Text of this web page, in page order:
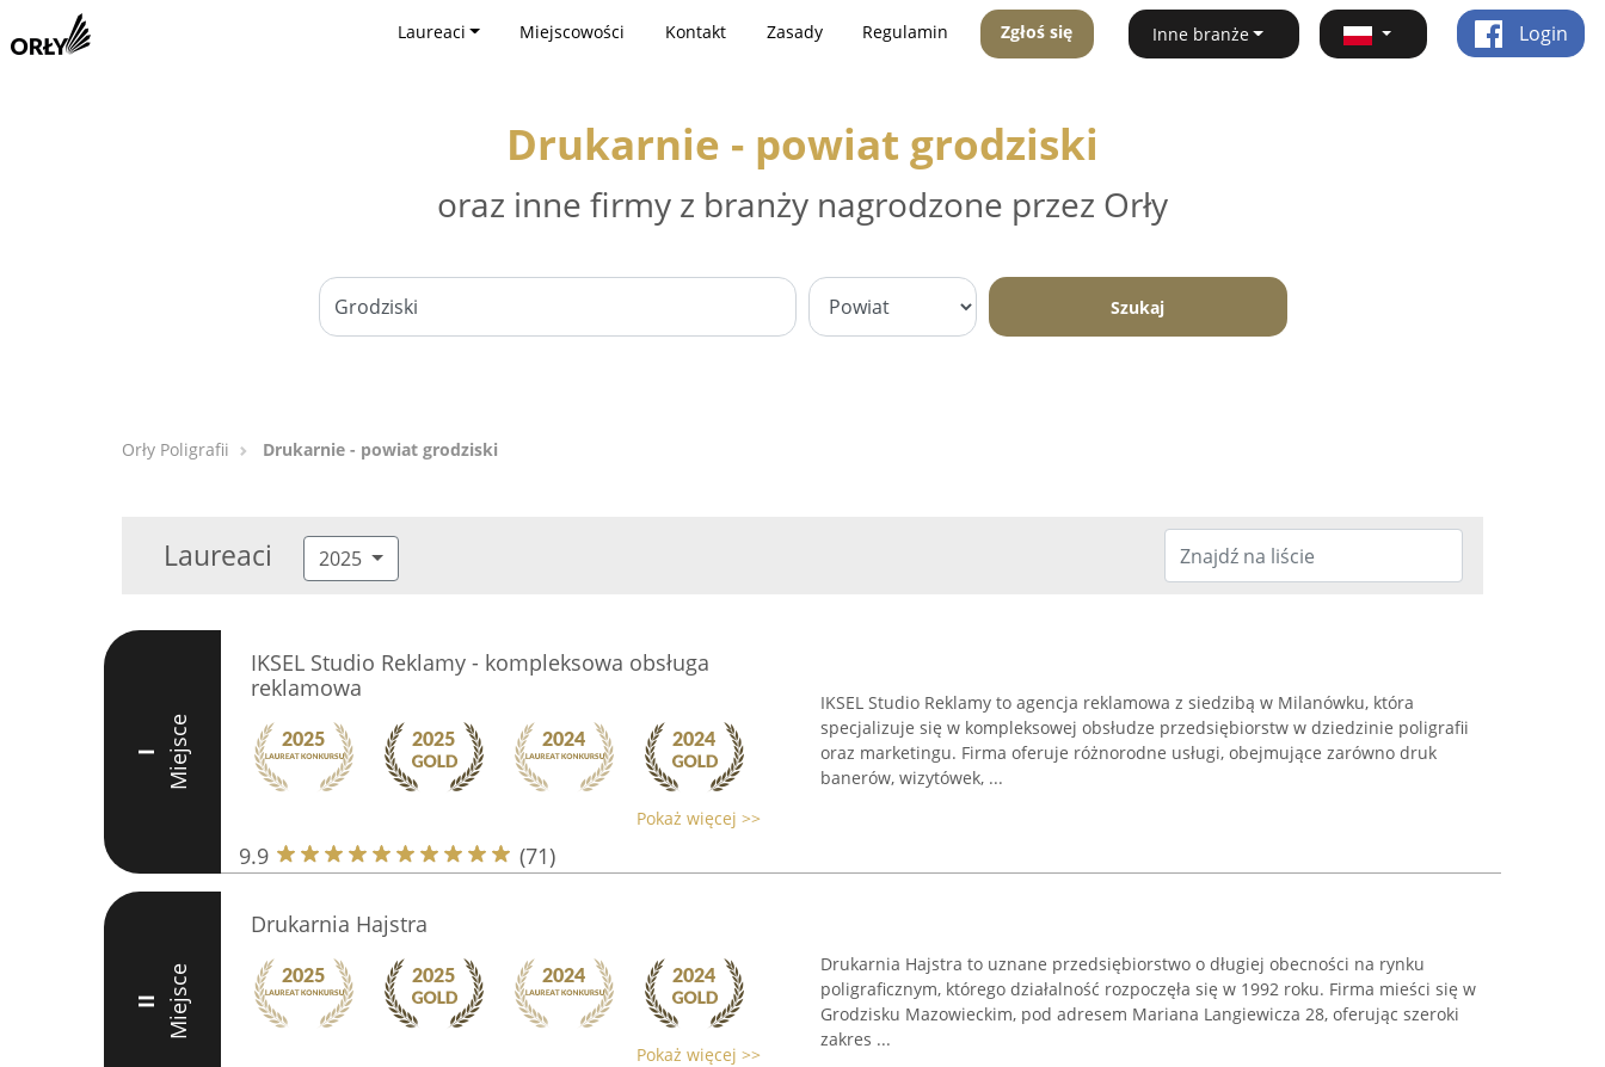
Laureaci Miejscowości Kontakt Zasady Regulamin Zgłoś się Inne branże Login
Drukarnie - powiat grodziski
oraz inne firmy z branży nagrodzone przez Orły
Szukaj
Orły Poligrafii Drukarnie - powiat grodziski
Laureaci 2025
I Miejsce
IKSEL Studio Reklamy - kompleksowa obsługa
reklamowa
Pokaż więcej >>
9.9 (71)
IKSEL Studio Reklamy to agencja reklamowa z siedzibą w Milanówku, która
specjalizuje się w kompleksowej obsłudze przedsiębiorstw w dziedzinie poligrafii
oraz marketingu. Firma oferuje różnorodne usługi, obejmujące zarówno druk
banerów, wizytówek, ...
II Miejsce
Drukarnia Hajstra
Pokaż więcej >>
Drukarnia Hajstra to uznane przedsiębiorstwo o długiej obecności na rynku
poligraficznym, którego działalność rozpoczęła się w 1992 roku. Firma mieści się w
Grodzisku Mazowieckim, pod adresem Mariana Langiewicza 28, oferując szeroki
zakres ...